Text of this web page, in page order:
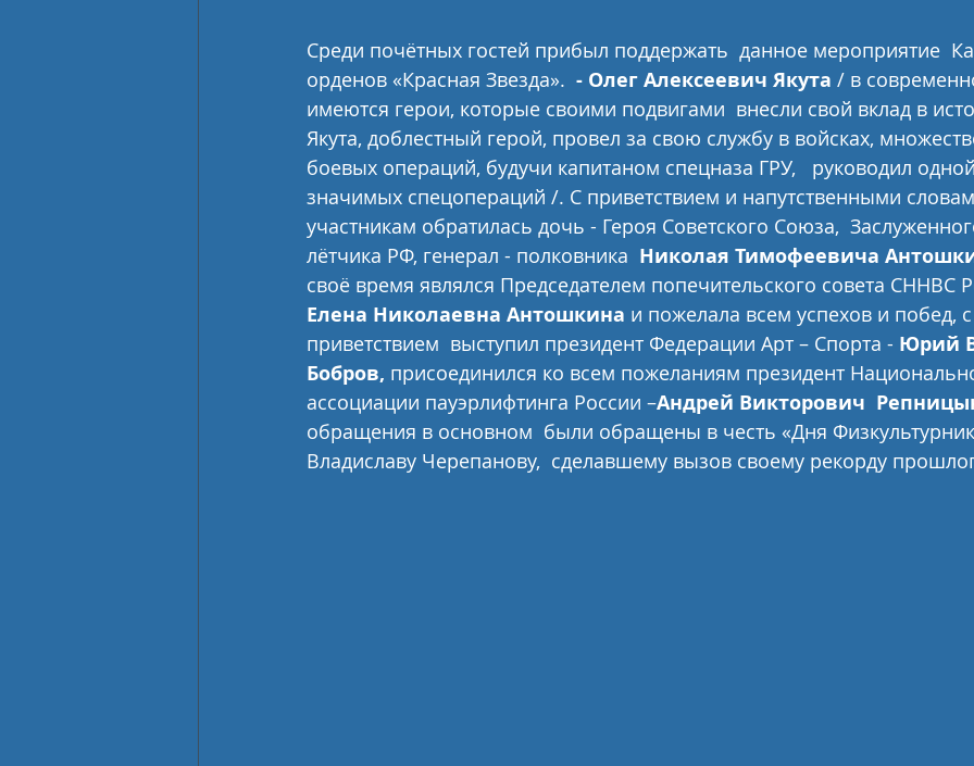
Среди почётных гостей прибыл поддержать  данное мероприятие
орденов «Красная Звезда». - Олег Алексеевич Якута / в
имеются герои, которые своими подвигами  внесли свой вклад в
Якута, доблестный герой, провел за свою службу в войсках,
боевых операций, будучи капитаном спецназа ГРУ,   руководил
значимых спецопераций /. С приветствием и напутственными
участникам обратилась дочь - Героя Советского Союза,
лётчика РФ, генерал - полковника Николая Тимофеевича
своё время являлся Председателем попечительского совета СННВС
Елена Николаевна Антошкина и пожелала всем успехов и побед, с
приветствием  выступил президент Федерации Арт – Спорта - Юрий
Бобров, присоединился ко всем пожеланиям президент
ассоциации пауэрлифтинга России –Андрей Викторович
обращения в основном  были обращены в честь «Дня
Владиславу Черепанову,  сделавшему вызов своему рекорду